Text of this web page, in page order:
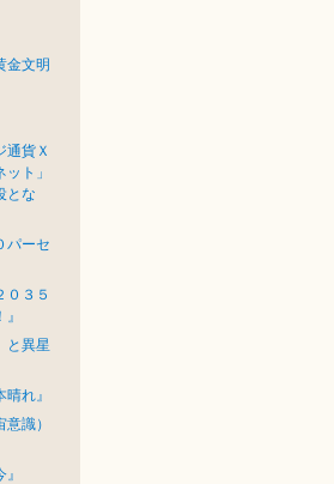
金文明
通貨Ｘ
ト」
とな
パーセ
０３５
と異星
れ』
識）